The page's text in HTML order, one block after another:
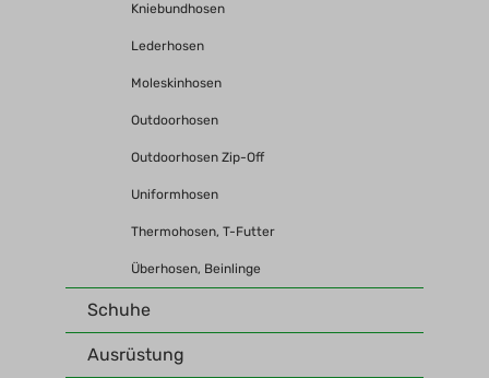
Kniebundhosen
Lederhosen
Moleskinhosen
Outdoorhosen
Outdoorhosen Zip-Off
Uniformhosen
Thermohosen, T-Futter
Überhosen, Beinlinge
Schuhe
Ausrüstung